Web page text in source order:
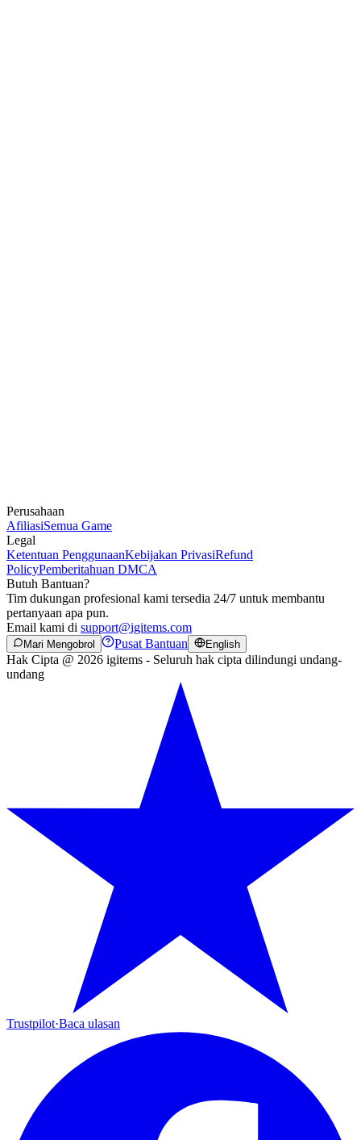
Perusahaan
AfiliasiSemua Game
Legal
Ketentuan PenggunaanKebijakan PrivasiRefund
PolicyPemberitahuan DMCA
Butuh Bantuan?
Tim dukungan profesional kami tersedia 24/7 untuk membantu
pertanyaan apa pun.
Email kami di support@igitems.com
Mari Mengobrol Pusat Bantuan English
Hak Cipta @ 2026 igitems - Seluruh hak cipta dilindungi undang-
undang
Trustpilot·Baca ulasan